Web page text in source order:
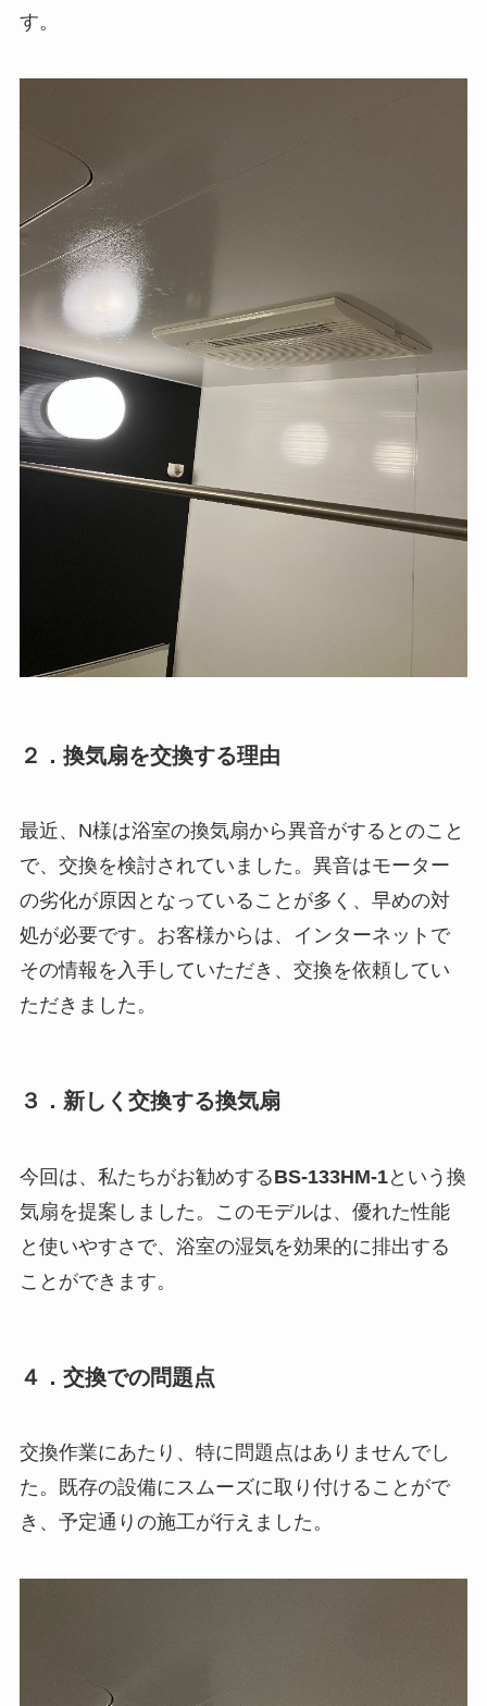
す。
２．換気扇を交換する理由
最近、N様は浴室の換気扇から異音がするとのこと
で、交換を検討されていました。異音はモーター
の劣化が原因となっていることが多く、早めの対
処が必要です。お客様からは、インターネットで
その情報を入手していただき、交換を依頼してい
ただきました。
３．新しく交換する換気扇
今回は、私たちがお勧めするBS-133HM-1という換
気扇を提案しました。このモデルは、優れた性能
と使いやすさで、浴室の湿気を効果的に排出する
ことができます。
４．交換での問題点
交換作業にあたり、特に問題点はありませんでし
た。既存の設備にスムーズに取り付けることがで
き、予定通りの施工が行えました。